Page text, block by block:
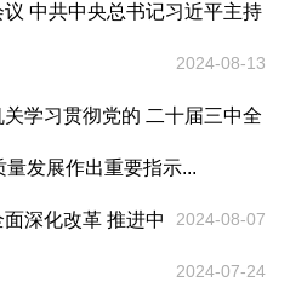
中共中央总书记习近平主持
2024-08-13
学习贯彻党的 二十届三中全
发展作出重要指示...
2024-08-07
深化改革 推进中
2024-07-24